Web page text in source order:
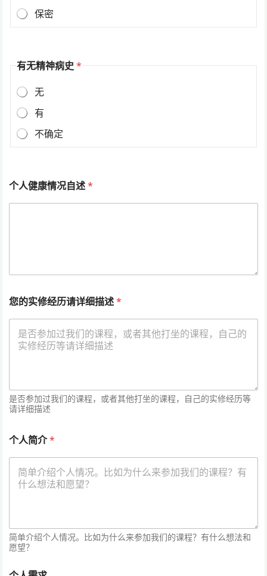
保密
有无精神病史*
无
有
不确定
个人健康情况自述*
您的实修经历请详细描述*
是否参加过我们的课程，或者其他打坐的课程，自己的实修经历等
请详细描述
个人简介*
简单介绍个人情况。比如为什么来参加我们的课程？有什么想法和
愿望？